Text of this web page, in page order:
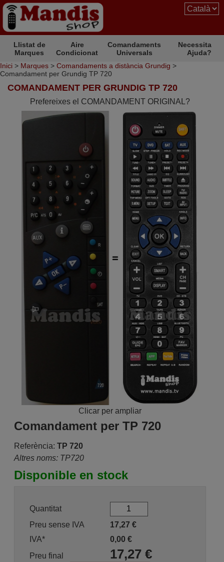
Llistat de
Marques
Aire
Condicionat
Comandaments
Universals
Necessita
Ajuda?
Inici > Marques > Comandaments a distància Grundig >
Comandament per Grundig TP 720
COMANDAMENT PER GRUNDIG TP 720
Prefereixes el COMANDAMENT ORIGINAL?
Clicar per ampliar
Comandament per TP 720
Referència: TP 720
Altres noms: TP720
Disponible en stock
Quantitat
Preu sense IVA
17,27 €
IVA*
0,00 €
Preu final
17,27€